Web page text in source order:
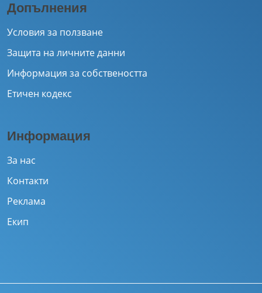
Допълнения
Условия за ползване
Защита на личните данни
Информация за собствеността
Етичен кодекс
Информация
За нас
Контакти
Реклама
Екип